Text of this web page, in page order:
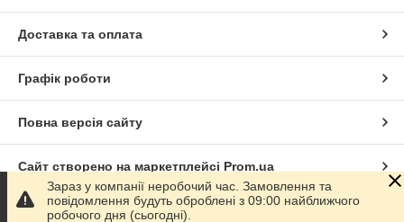
Доставка та оплата
Графік роботи
Повна версія сайту
Сайт створено на маркетплейсі Prom.ua
Політика конфіденційності
Зараз у компанії неробочий час. Замовлення та
повідомлення будуть оброблені з 09:00 найближчого
робочого дня (сьогодні).